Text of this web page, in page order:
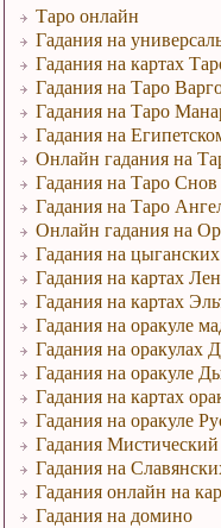
Таро онлайн
Гадания на
Гадания на картах
Гадания на Таро
Гадания на Таро
Гадания на
Онлайн гадания на
Гадания на Таро Снов
Гадания на Таро
Онлайн гадания на
Гадания на
Гадания на картах
Гадания на картах
Гадания на оракуле
Гадания на оракулах
Гадания на оракуле
Гадания на картах
Гадания на оракуле
Гадания Мистический
Гадания на
Гадания онлайн на
Гадания на домино